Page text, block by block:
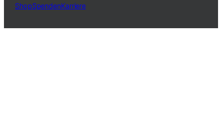
ShopSpendenKarriere